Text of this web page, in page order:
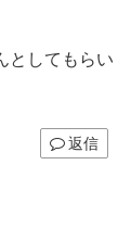
としてもらい
返信